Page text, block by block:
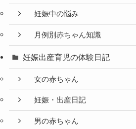
妊娠中の悩み
月例別赤ちゃん知識
妊娠出産育児の体験日記
女の赤ちゃん
妊娠・出産日記
男の赤ちゃん